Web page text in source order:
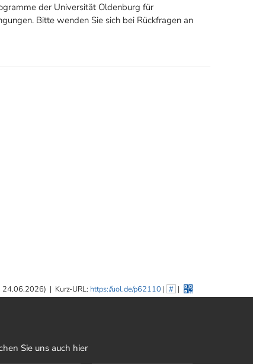
der Universität Oldenburg für
Bitte wenden Sie sich bei Rückfragen an
24.06.2026) | Kurz-URL: https://uol.de/p62110 | # |
Sie uns auch hier